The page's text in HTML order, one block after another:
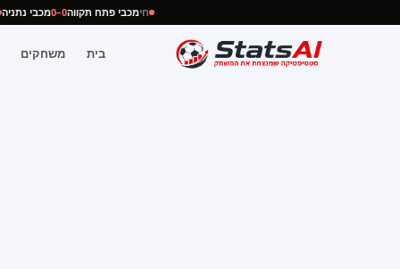
חימכבי פתח תקווה0–0 מכבי
בית משחקים